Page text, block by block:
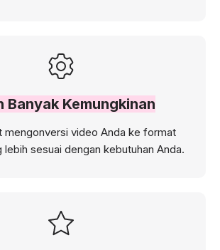
Banyak Kemungkinan
mengonversi video Anda ke format
lebih sesuai dengan kebutuhan Anda.